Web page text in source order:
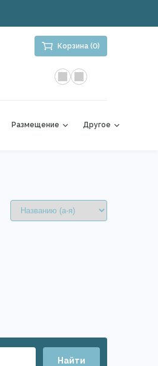
Корзина (0)
Размещение Другое
Найти